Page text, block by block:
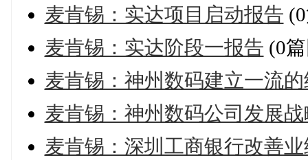
麦肯锡：实达项目启动报告
麦肯锡：实达阶段一报告 (0
麦肯锡：神州数码建立一流
麦肯锡：神州数码公司发展
麦肯锡：深圳工商银行改善